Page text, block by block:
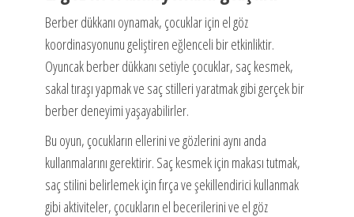
Berber dükkanı oynamak, çocuklar için el göz
koordinasyonunu geliştiren eğlenceli bir etkinliktir.
Oyuncak berber dükkanı setiyle çocuklar, saç kesmek,
sakal tıraşı yapmak ve saç stilleri yaratmak gibi gerçek bir
berber deneyimi yaşayabilirler.
Bu oyun, çocukların ellerini ve gözlerini aynı anda
kullanmalarını gerektirir. Saç kesmek için makası tutmak,
saç stilini belirlemek için fırça ve şekillendirici kullanmak
gibi aktiviteler, çocukların el becerilerini ve el göz